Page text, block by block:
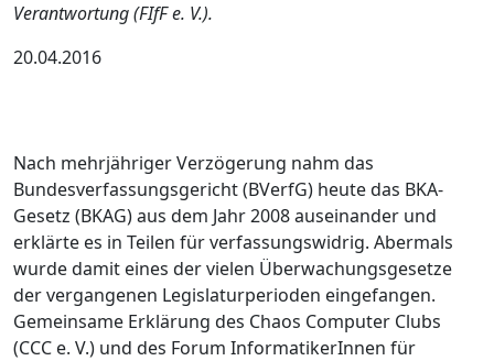
Verantwortung (FIfF e. V.).
20.04.2016
Nach mehrjähriger Verzögerung nahm das
Bundesverfassungsgericht (BVerfG) heute das BKA-
Gesetz (BKAG) aus dem Jahr 2008 auseinander und
erklärte es in Teilen für verfassungswidrig. Abermals
wurde damit eines der vielen Überwachungsgesetze
der vergangenen Legislaturperioden eingefangen.
Gemeinsame Erklärung des Chaos Computer Clubs
(CCC e. V.) und des Forum InformatikerInnen für